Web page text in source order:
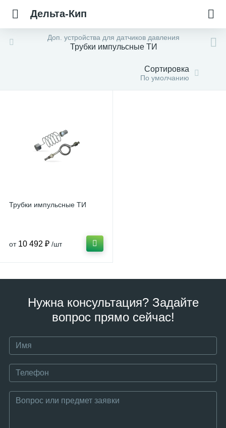
Дельта-Кип
Доп. устройства для датчиков давления
Трубки импульсные ТИ
Сортировка
По умолчанию
Трубки импульсные ТИ
от 10 492 ₽ /шт
Нужна консультация? Задайте
вопрос прямо сейчас!